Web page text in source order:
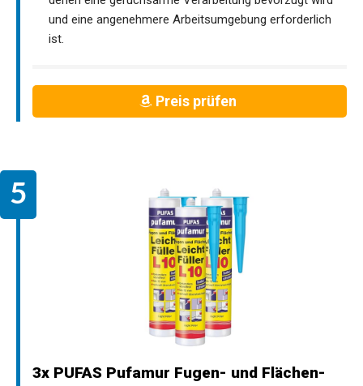
und eine angenehmere Arbeitsumgebung erforderlich
ist.
Preis prüfen
3x PUFAS Pufamur Fugen- und Flächen-